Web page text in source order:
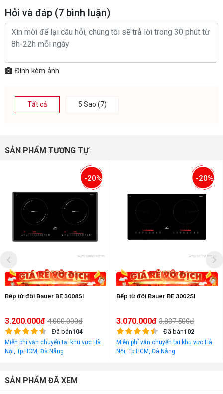
Hỏi và đáp (7 bình luận)
Đính kèm ảnh
Tất cả 5 Sao (7)
SẢN PHẨM TƯƠNG TỰ
-20%
Bếp từ đôi Bauer BE 3008SI
3.200.000đ 4.000.000đ
Đã bán104
Miễn phí vận chuyển tại khu vực Hà
Nội, Tp.HCM, Đà Nẵng
-20%
Bếp từ đôi Bauer BE 3002SI
3.070.000đ 3.837.500đ
Đã bán102
Miễn phí vận chuyển tại khu vực Hà
Nội, Tp.HCM, Đà Nẵng
SẢN PHẨM ĐÃ XEM